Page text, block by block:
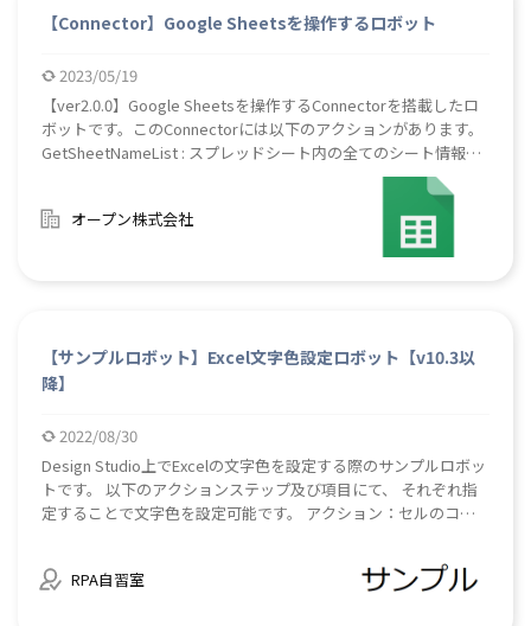
【Connector】Google Sheetsを操作するロボット
2023/05/19
【ver2.0.0】Google Sheetsを操作するConnectorを搭載したロ
ボットです。このConnectorには以下のアクションがあります。
GetSheetNameList : スプレッドシート内の全てのシート情報を
取得します。CreateSpreadSheet : スプレッドシートを新規作成
GetSheetRange : シート範囲の情報を取得します。ReadValue :
特定のセルの値を読み取ります。ReadSomeValues : 複数範囲の
指定も可能です。ReadExcelAndWriteToSheet : Excelの値を読み
取り、それをもとにスプレッドシートを編集します。CopySheet
RenameSheet : シート名を変更します。【使用ライブラリ】
Google.Apis.Auth ver1.57Google.Apis.Sheets.v4
ver1.57Google.Apis.Drive.v3 ver1.57詳細につきましては同梱の
マニュアルをご参照ください。#Google Sheet #Google Sheets
オープン株式会社
【サンプルロボット】Excel文字色設定ロボット【v10.3以
降】
2022/08/30
Design Studio上でExcelの文字色を設定する際のサンプルロボッ
トです。 以下のアクションステップ及び項目にて、 それぞれ指
定することで文字色を設定可能です。 アクション：セルのコン
[blue] 緑：[green] 黄：[yellow] ※上記の[]部分は必須です。
Excelの文字色はデフォルトの場合黒色になりますが、元のExcel
RPA自習室